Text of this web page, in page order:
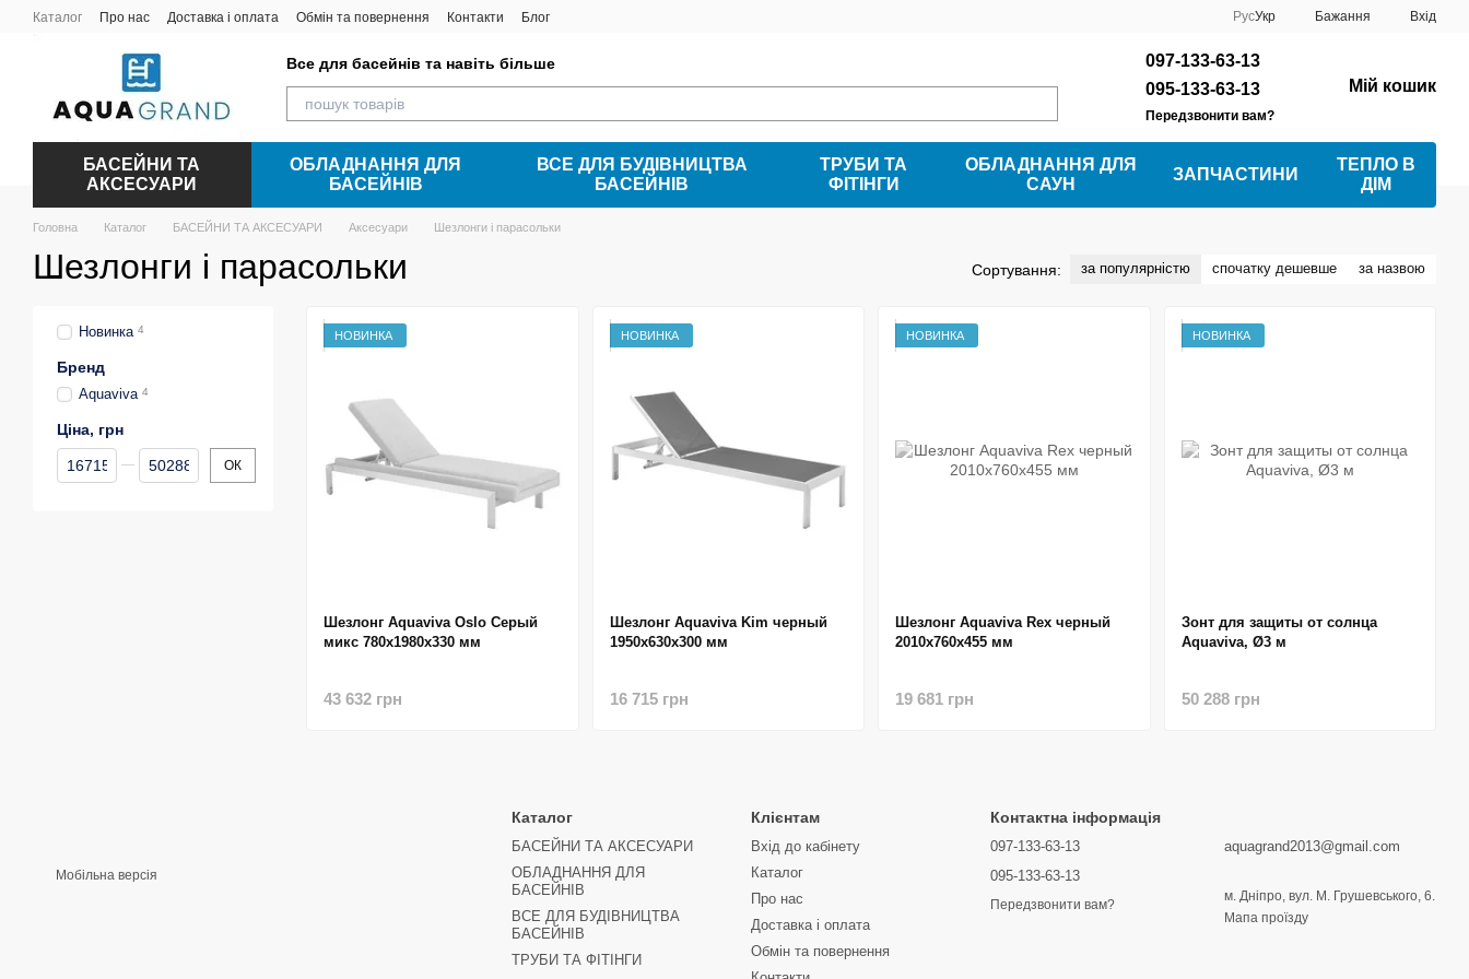
Перейти до основного контенту
Каталог Про нас Доставка і оплата Обмін та повернення Контакти Блог РусУкр Бажання Вхід
Все для басейнів та навіть більше
097-133-63-13
095-133-63-13
Передзвонити вам?
Мій кошик
БАСЕЙНИ ТА
АКСЕСУАРИ
ОБЛАДНАННЯ ДЛЯ
БАСЕЙНІВ
ВСЕ ДЛЯ БУДІВНИЦТВА
БАСЕЙНІВ
ТРУБИ ТА
ФІТІНГИ
ОБЛАДНАННЯ ДЛЯ
САУН
ЗАПЧАСТИНИ
ТЕПЛО В
ДІМ
Головна Каталог БАСЕЙНИ ТА АКСЕСУАРИ Аксесуари Шезлонги і парасольки
Шезлонги і парасольки Сортування: за популярністю спочатку дешевше за назвою
НОВИНКА
Шезлонг Aquaviva Oslo Серый
микс 780х1980х330 мм
43 632 грн
НОВИНКА
Шезлонг Aquaviva Kim черный
1950x630x300 мм
16 715 грн
НОВИНКА
Шезлонг Aquaviva Rex черный
2010х760х455 мм
19 681 грн
НОВИНКА
Зонт для защиты от солнца
Aquaviva, Ø3 м
50 288 грн
Новинка 4
Бренд
Aquaviva 4
Ціна, грн
Від Ціна, грн
До Ціна, грн ОК
Мобільна версія
Каталог
БАСЕЙНИ ТА АКСЕСУАРИ
ОБЛАДНАННЯ ДЛЯ
БАСЕЙНІВ
ВСЕ ДЛЯ БУДІВНИЦТВА
БАСЕЙНІВ
ТРУБИ ТА ФІТІНГИ
Клієнтам
Вхід до кабінету
Каталог
Про нас
Доставка і оплата
Обмін та повернення
Контактна інформація
097-133-63-13
095-133-63-13
Передзвонити вам?
aquagrand2013@gmail.com
м. Дніпро, вул. М. Грушевського, 6.
Мапа проїзду